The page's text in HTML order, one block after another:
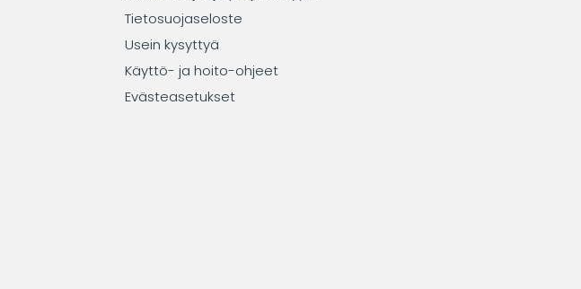
Tietosuojaseloste
Usein kysyttyä
Käyttö- ja hoito-ohjeet
Evästeasetukset